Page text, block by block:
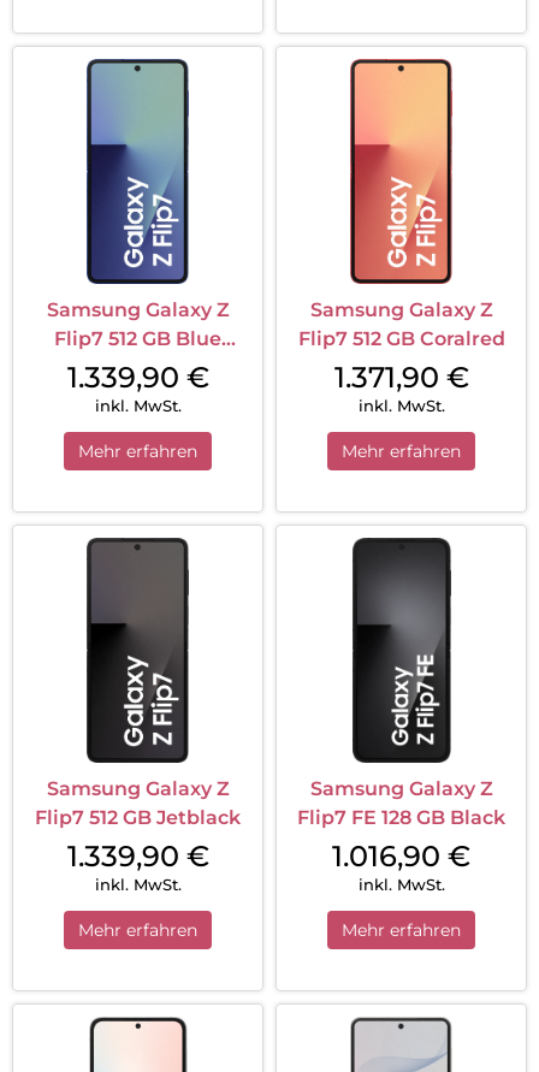
Samsung Galaxy Z
Flip7 512 GB Blue
Shadow
1.339,90 €
inkl. MwSt.
Mehr erfahren
Samsung Galaxy Z
Flip7 512 GB Coralred
1.371,90 €
inkl. MwSt.
Mehr erfahren
Samsung Galaxy Z
Flip7 512 GB Jetblack
1.339,90 €
inkl. MwSt.
Mehr erfahren
Samsung Galaxy Z
Flip7 FE 128 GB Black
1.016,90 €
inkl. MwSt.
Mehr erfahren